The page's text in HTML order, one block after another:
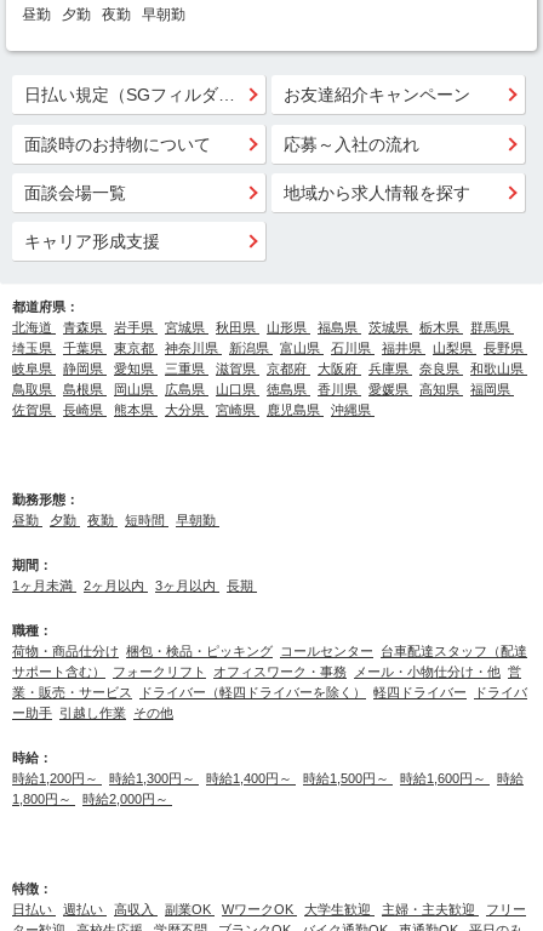
昼勤
夕勤 夜勤 早朝勤
日払い規定（SGフィルダー） お友達紹介キャンペーン
面談時のお持物について 応募～入社の流れ
面談会場一覧 地域から求人情報を探す
キャリア形成支援
都道府県：
北海道
青森県 岩手県 宮城県 秋田県 山形県 福島県 茨城県 栃木県
群馬県
埼玉県
千葉県 東京都 神奈川県 新潟県 富山県 石川県 福井県 山梨県
長野県
岐阜県
静岡県 愛知県 三重県 滋賀県 京都府 大阪府 兵庫県 奈良県
和歌山県
鳥取県
島根県 岡山県 広島県 山口県 徳島県 香川県 愛媛県 高知県
福岡県
佐賀県
長崎県 熊本県 大分県 宮崎県 鹿児島県 沖縄県
勤務形態：
昼勤
夕勤 夜勤 短時間 早朝勤
期間：
1ヶ月未満
2ヶ月以内 3ヶ月以内 長期
職種：
荷物・商品仕分け 梱包・検品・ピッキング コールセンター
台車配達スタッフ（配達
サポート含む）
フォークリフト オフィスワーク・事務 メール・小物仕分け・他 営
業・販売・サービス
ドライバー（軽四ドライバーを除く） 軽四ドライバー
ドライバ
ー助手 引越し作業 その他
時給：
時給1,200円～
時給1,300円～ 時給1,400円～ 時給1,500円～ 時給1,600円～
時給
1,800円～
時給2,000円～
特徴：
日払い
週払い 高収入 副業OK WワークOK 大学生歓迎 主婦・主夫歓迎
フリー